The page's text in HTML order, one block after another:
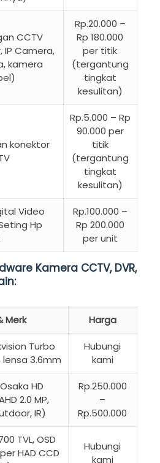
CCTV
IP Camera,
kamera
Rp.20.000 –
Rp 180.000
per titik
(tergantung
tingkat
kesulitan)
konektor
Rp.5.000 – Rp
90.000 per
titik
(tergantung
tingkat
kesulitan)
Video
Hp
Rp.100.000 –
Rp 200.000
per unit
Kamera CCTV, DVR,
Merk Harga
Turbo
lensa 3.6mm
Hubungi
kami
HD
2.0 MP,
IR)
Rp.250.000
–
Rp.500.000
TVL, OSD
HAD CCD
Hubungi
kami